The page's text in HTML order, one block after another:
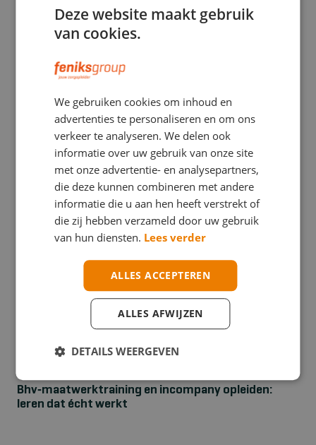
Stuwband versus tourniquet: een verwarrend
verschil met mogelijk ernstige gevolgen
Bhv‑maatwerktraining en incompany opleiden:
leren dat écht werkt
Deze website maakt gebruik
van cookies.
We gebruiken cookies om inhoud en
advertenties te personaliseren en om ons
verkeer te analyseren. We delen ook
informatie over uw gebruik van onze site
met onze advertentie- en analysepartners,
die deze kunnen combineren met andere
informatie die u aan hen heeft verstrekt of
die zij hebben verzameld door uw gebruik
van hun diensten. Lees verder
ALLES ACCEPTEREN
ALLES AFWIJZEN
DETAILS WEERGEVEN